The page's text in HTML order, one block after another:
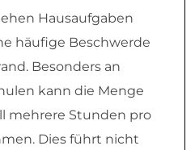
Hausaufgaben
häufige Beschwerde
Besonders an
kann die Menge
mehrere Stunden pro
Dies führt nicht